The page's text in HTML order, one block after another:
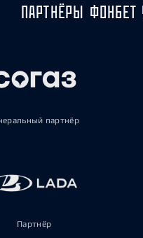
ПАРТНЁРЫ ФОНБЕТ
партнёр
Партнёр